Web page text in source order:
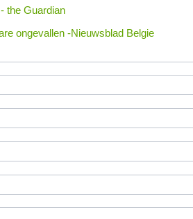
the Guardian
ongevallen -Nieuwsblad Belgie